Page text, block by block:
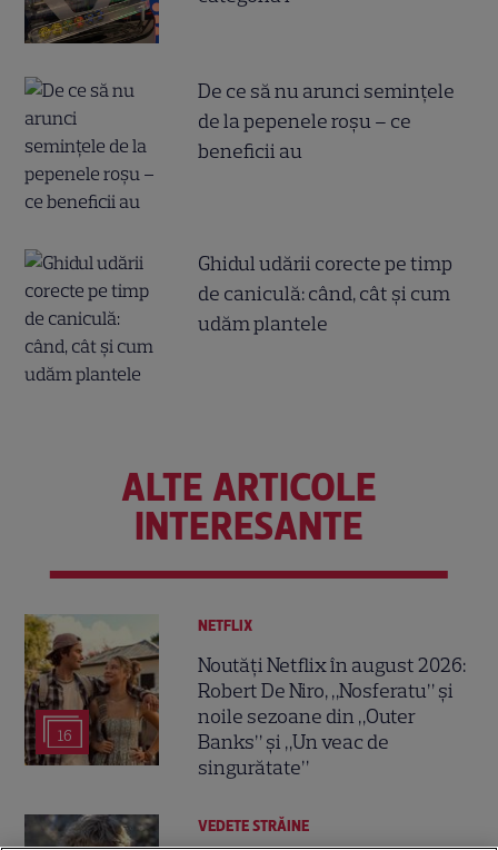
De ce să nu arunci semințele
de la pepenele roșu – ce
beneficii au
Ghidul udării corecte pe timp
de caniculă: când, cât şi cum
udăm plantele
ALTE ARTICOLE
INTERESANTE
16
NETFLIX
Noutăți Netflix în august 2026:
Robert De Niro, „Nosferatu” și
noile sezoane din „Outer
Banks” și „Un veac de
singurătate”
VEDETE STRĂINE